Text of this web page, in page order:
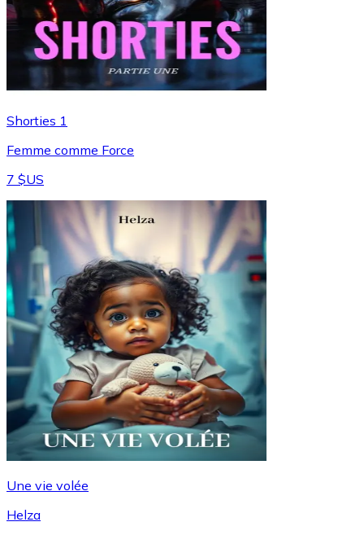
Shorties 1
Femme comme Force
7 $US
Une vie volée
Helza